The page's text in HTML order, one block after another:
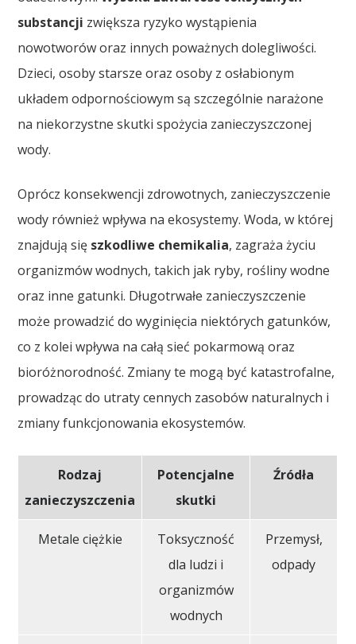
substancji zwiększa ryzyko wystąpienia
nowotworów oraz innych poważnych dolegliwości.
Dzieci, osoby starsze oraz osoby z osłabionym
układem odpornościowym są szczególnie narażone
na niekorzystne skutki spożycia zanieczyszczonej
wody.
Oprócz konsekwencji zdrowotnych, zanieczyszczenie
wody również wpływa na ekosystemy. Woda, w której
znajdują się szkodliwe chemikalia, zagraża życiu
organizmów wodnych, takich jak ryby, rośliny wodne
oraz inne gatunki. Długotrwałe zanieczyszczenie
może prowadzić do wyginięcia niektórych gatunków,
co z kolei wpływa na całą sieć pokarmową oraz
bioróżnorodność. Zmiany te mogą być katastrofalne,
prowadząc do utraty cennych zasobów naturalnych i
zmiany funkcjonowania ekosystemów.
Rodzaj
zanieczyszczenia
Potencjalne
skutki
Źródła
Metale ciężkie
Toksyczność
dla ludzi i
organizmów
wodnych
Przemysł,
odpady